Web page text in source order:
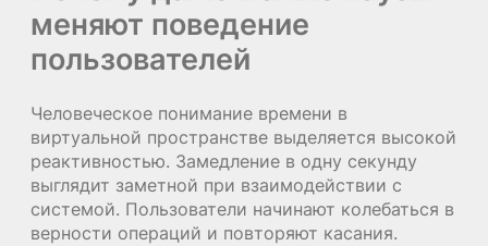
меняют поведение
пользователей
Человеческое понимание времени в
виртуальной пространстве выделяется высокой
реактивностью. Замедление в одну секунду
выглядит заметной при взаимодействии с
системой. Пользователи начинают колебаться в
верности операций и повторяют касания.